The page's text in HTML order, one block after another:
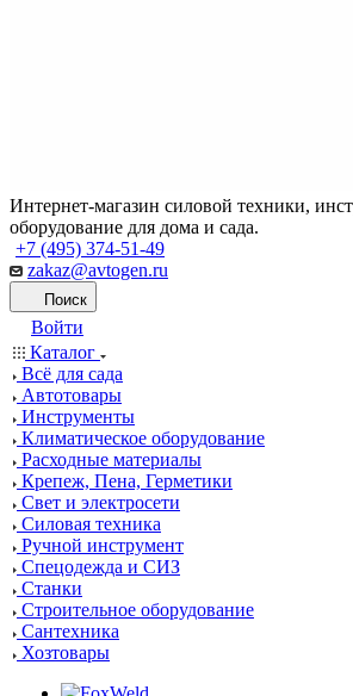
Интернет-магазин силовой техники,
оборудование для дома и сада.
+7 (495) 374-51-49
zakaz@avtogen.ru
Поиск
Войти
Каталог
Всё для сада
Автотовары
Инструменты
Климатическое оборудование
Расходные материалы
Крепеж, Пена, Герметики
Свет и электросети
Силовая техника
Ручной инструмент
Спецодежда и СИЗ
Станки
Строительное оборудование
Сантехника
Хозтовары